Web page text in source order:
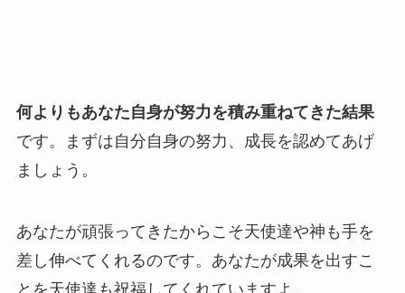
何よりもあなた自身が努力を積み重ねてきた結果
です。まずは自分自身の努力、成長を認めてあげ
ましょう。
あなたが頑張ってきたからこそ天使達や神も手を
差し伸べてくれるのです。あなたが成果を出すこ